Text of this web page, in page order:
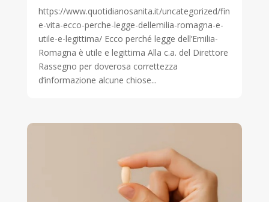
https://www.quotidianosanita.it/uncategorized/fin
e-vita-ecco-perche-legge-dellemilia-romagna-e-
utile-e-legittima/ Ecco perché legge dell’Emilia-
Romagna è utile e legittima Alla c.a. del Direttore
Rassegno per doverosa correttezza
d’informazione alcune chiose...